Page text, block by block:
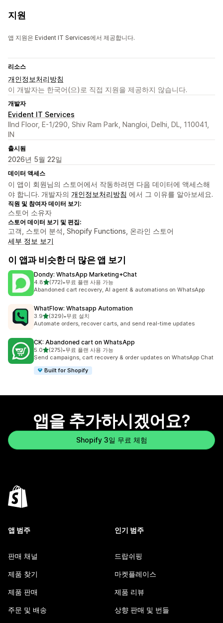
지원
앱 지원은 Evident IT Services에서 제공합니다.
리소스
개인정보처리방침
이 개발자는 한국어(으)로 직접 지원을 제공하지 않습니다.
개발자
Evident IT Services
IInd Floor, E-1/290, Shiv Ram Park, Nangloi, Delhi, DL, 110041,
IN
출시됨
2026년 5월 22일
데이터 액세스
이 앱이 회원님의 스토어에서 작동하려면 다음 데이터에 액세스해
야 합니다. 개발자의 개인정보처리방침 에서 그 이유를 알아보세요.
직원 및 참여자 데이터 보기:
스토어 소유자
스토어 데이터 보기 및 편집:
고객, 스토어 분석, Shopify Functions, 온라인 스토어
세부 정보 보기
이 앱과 비슷한 더 많은 앱 보기
Dondy: WhatsApp Marketing+Chat
4.8별 5개 중
(772)
총 리뷰 772개
•무료 플랜 사용 가능
Abandoned cart recovery, AI agent & automations on WhatsApp
WhatFlow: Whatsapp Automation
3.9별 5개 중
(329)
총 리뷰 329개
•무료 설치
Automate orders, recover carts, and send real-time updates
CK: Abandoned cart on WhatsApp
5.0별 5개 중
(275)
총 리뷰 275개
•무료 플랜 사용 가능
Send campaigns, cart recovery & order updates on WhatsApp Chat
Built for Shopify
앱을 추가하시겠어요?
Shopify 3일 무료 체험
앱 범주
판매 채널
제품 찾기
제품 판매
주문 및 배송
인기 범주
드랍쉬핑
마켓플레이스
제품 리뷰
상향 판매 및 번들